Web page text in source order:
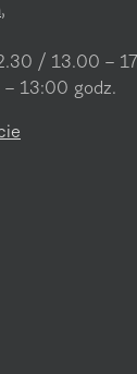
,
/ 13.00 –
– 13:00 godz.